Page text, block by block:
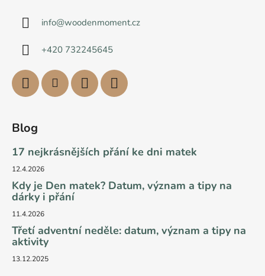
info@woodenmoment.cz
+420 732245645
Blog
17 nejkrásnějších přání ke dni matek
12.4.2026
Kdy je Den matek? Datum, význam a tipy na
dárky i přání
11.4.2026
Třetí adventní neděle: datum, význam a tipy na
aktivity
13.12.2025